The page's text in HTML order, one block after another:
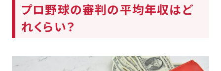
プロ野球の審判の平均年収はど
れくらい？